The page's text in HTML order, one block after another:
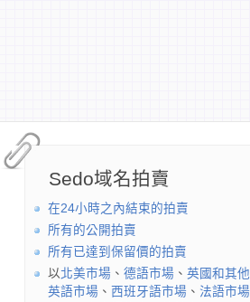
Sedo域名拍賣
在24小時之內結束的拍賣
所有的公開拍賣
所有已達到保留價的拍賣
以北美市場 、 德語市場 、 英國和其他
英語市場 、 西班牙語市場 、 法語市場